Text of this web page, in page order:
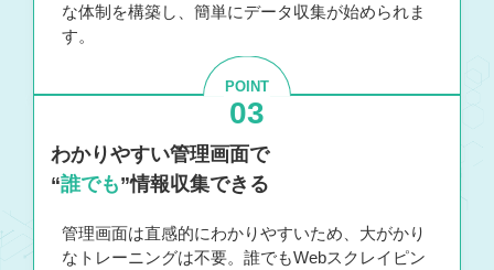
な体制を構築し、簡単にデータ収集が始められま
す。
POINT
03
わかりやすい管理画面で
“誰でも”情報収集できる
管理画面は直感的にわかりやすいため、大がかり
なトレーニングは不要。誰でもWebスクレイピン